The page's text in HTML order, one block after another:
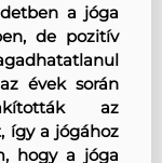
a jóga
de pozitív
évek során
az
így a jógához
hogy a jóga